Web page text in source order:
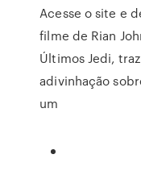
Acesse o site e
filme de Rian
Últimos Jedi,
adivinhação
um